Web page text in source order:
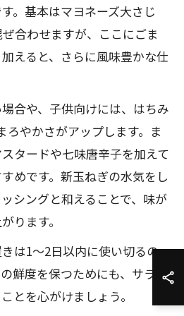
。基本はマヨネーズ大さじ
合わせますが、ここにごま
えると、さらに風味豊かな仕
合や、子供向けには、はちみ
ろやかさがアップします。ま
タードや七味唐辛子を加えて
めです。新玉ねぎの水気をし
シングと和えることで、味が
ります。
は1〜2日以内に使い切るの
鮮度を保つためにも、サラダ
とを心がけましょう。